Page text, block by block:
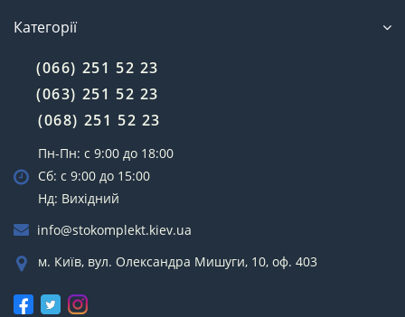
Категорії
(066) 251 52 23
(063) 251 52 23
(068) 251 52 23
Пн-Пн: с 9:00 до 18:00
Сб: с 9:00 до 15:00
Нд: Вихідний
info@stokomplekt.kiev.ua
м. Київ, вул. Олександра Мишуги, 10, оф. 403